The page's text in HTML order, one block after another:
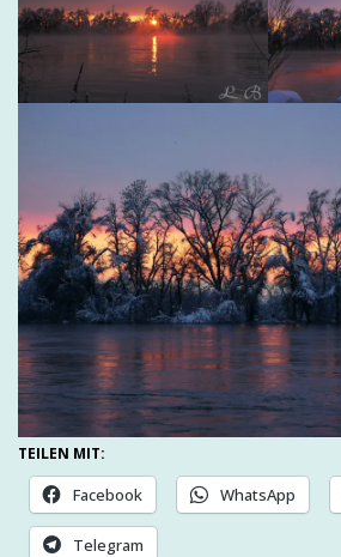
TEILEN MIT:
Facebook WhatsApp
Telegram